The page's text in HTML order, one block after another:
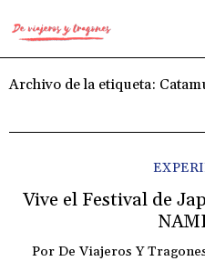
Archivo de la etiqueta:
Vive el Festival de
Por De Viajeros Y